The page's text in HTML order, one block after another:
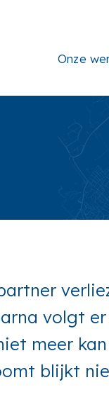
Onze
volgt
meer
blijkt